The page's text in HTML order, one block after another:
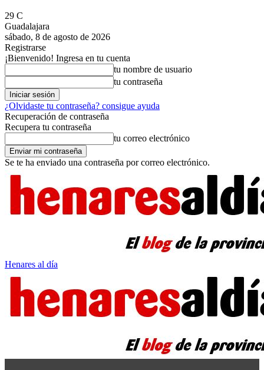
29 C
Guadalajara
sábado, 8 de agosto de 2026
Registrarse
¡Bienvenido! Ingresa en tu cuenta
tu nombre de usuario
tu contraseña
¿Olvidaste tu contraseña? consigue ayuda
Recuperación de contraseña
Recupera tu contraseña
tu correo electrónico
Se te ha enviado una contraseña por correo electrónico.
Henares al día